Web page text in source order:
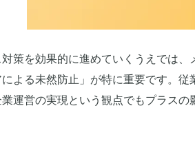
策を効果的に進めていくうえでは
よる未然防止」が特に重要です。
運営の実現という観点でもプラスの